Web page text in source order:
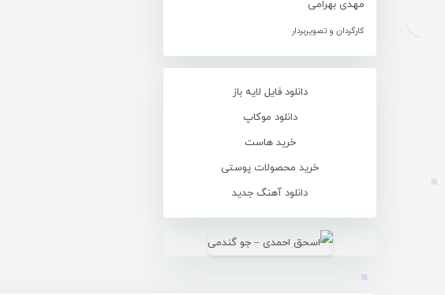
مهدی بهرامی
کارگردان و تصویربردار
دانلود فایل لایه باز
دانلود موکاپ
خرید هاست
خرید محصولات پوستی
دانلود آهنگ جدید